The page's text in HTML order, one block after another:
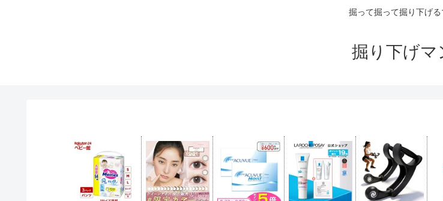
掘って掘って掘り下げる
掘り下げマ